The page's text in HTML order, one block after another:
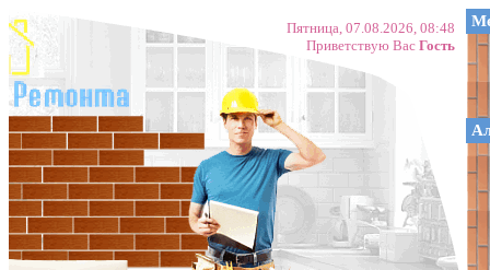
Пятница, 07.08.2026, 08:48
Приветствую Вас Гость